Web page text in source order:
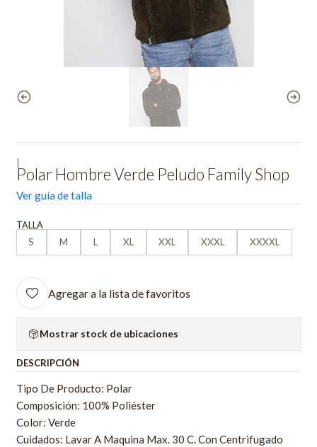
Polar Hombre Verde Peludo Family Shop
Ver guía de talla
TALLA
S
M L XL XXL XXXL XXXXL
Agregar a la lista de favoritos
Mostrar stock de ubicaciones
DESCRIPCIÓN
Tipo De Producto: Polar
Composición: 100% Poliéster
Color: Verde
Cuidados: Lavar A Maquina Max. 30 C. Con Centrifugado